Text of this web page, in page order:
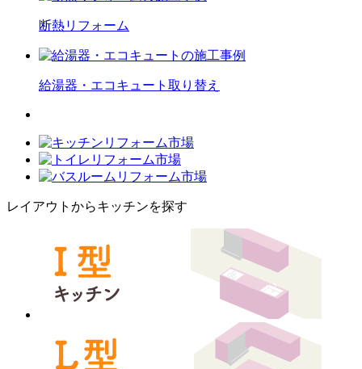
断熱リフォーム
給湯器・エコキュート 取り替え
レイアウトからキッチンを探す